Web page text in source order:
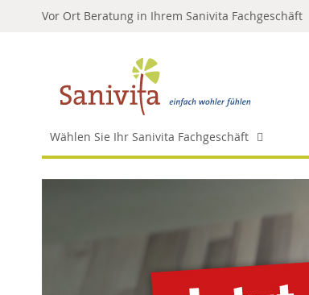
Vor Ort Beratung in Ihrem Sanivita
Wählen Sie Ihr Sanivita Fachgeschäft